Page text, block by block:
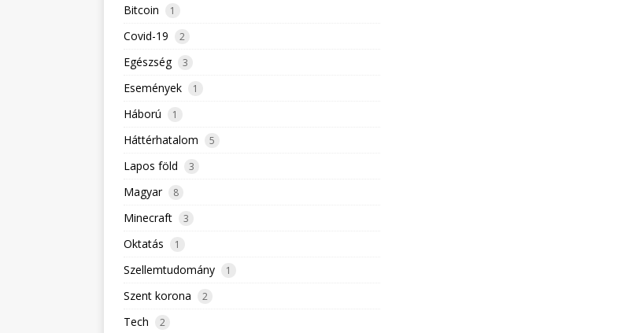
Bitcoin 1
Covid-19 2
Egészség 3
Események 1
Háború 1
Háttérhatalom 5
Lapos föld 3
Magyar 8
Minecraft 3
Oktatás 1
Szellemtudomány 1
Szent korona 2
Tech 2